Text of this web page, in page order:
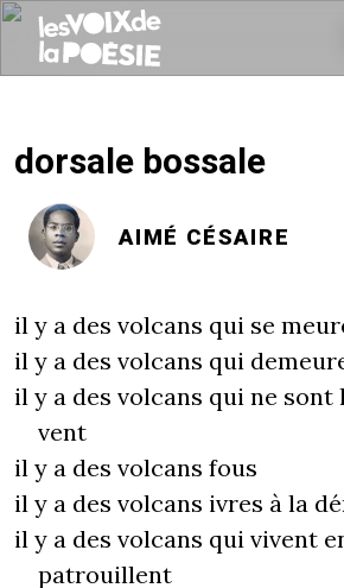
dorsale bossale
AIMÉ CÉSAIRE
il y a des volcans qui se
il y a des volcans qui
il y a des volcans qui ne sont
vent
il y a des volcans fous
il y a des volcans ivres à la
il y a des volcans qui vivent
patrouillent